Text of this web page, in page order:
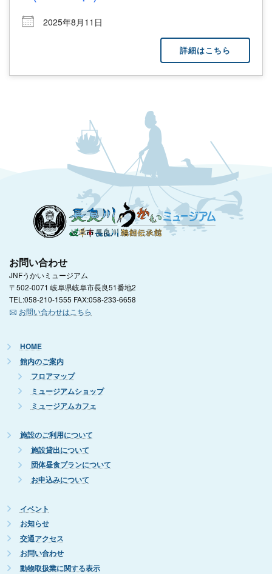
2025年8月11日
詳細はこちら
お問い合わせ
JNFうかいミュージアム
〒502-0071 岐阜県岐阜市長良51番地2
TEL:058-210-1555 FAX:058-233-6658
お問い合わせはこちら
HOME
館内のご案内
フロアマップ
ミュージアムショップ
ミュージアムカフェ
施設のご利用について
施設貸出について
団体昼食プランについて
お申込みについて
イベント
お知らせ
交通アクセス
お問い合わせ
動物取扱業に関する表示